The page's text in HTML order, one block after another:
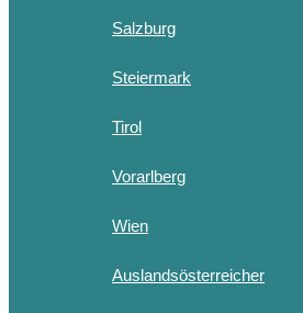
Salzburg
Steiermark
Tirol
Vorarlberg
Wien
Auslandsösterreicher